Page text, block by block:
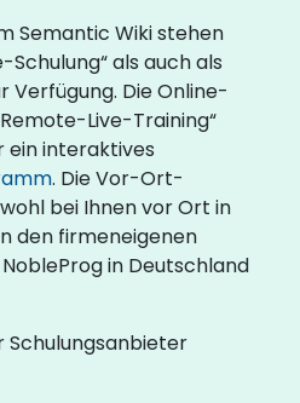
Semantic Wiki stehen
Schulung“ als auch als
Verfügung. Die Online-
Live-Training“
interaktives
. Die Vor-Ort-
bei Ihnen vor Ort in
den firmeneigenen
in Deutschland
Schulungsanbieter